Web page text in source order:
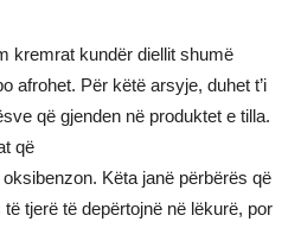
kremrat kundër diellit shumë
afrohet. Për këtë arsyje, duhet t’i
që gjenden në produktet e tilla.
që
Këta janë përbërës që
tjerë të depërtojnë në lëkurë, por